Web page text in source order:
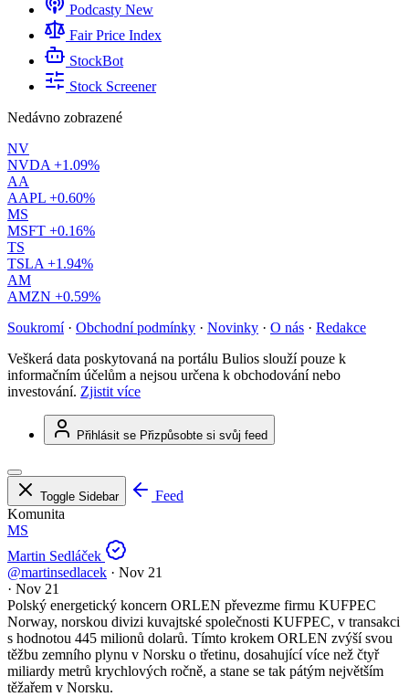
Podcasty New
Fair Price Index
StockBot
Stock Screener
Nedávno zobrazené
NV
NVDA +1.09%
AA
AAPL +0.60%
MS
MSFT +0.16%
TS
TSLA +1.94%
AM
AMZN +0.59%
Soukromí · Obchodní podmínky · Novinky · O nás · Redakce
Veškerá data poskytovaná na portálu Bulios slouží pouze k
informačním účelům a nejsou určena k obchodování nebo
investování. Zjistit více
Přihlásit se Přizpůsobte si svůj feed
Toggle Sidebar
Feed
Komunita
MS
Martin Sedláček
@martinsedlacek · Nov 21
· Nov 21
Polský energetický koncern ORLEN převezme firmu KUFPEC
Norway, norskou divizi kuvajtské společnosti KUFPEC, v transakci
s hodnotou 445 milionů dolarů. Tímto krokem ORLEN zvýší svou
těžbu zemního plynu v Norsku o třetinu, dosahující více než čtyř
miliardy metrů krychlových ročně, a stane se tak pátým největším
těžařem v Norsku.